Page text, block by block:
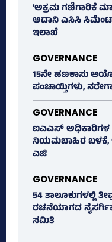
‘ಅಕ್ರಮ ಗಣಿಗಾರಿಕೆ
ಅದಾನಿ ಎಸಿಸಿ
ಇಲಾಖೆ
GOVERNANCE
15ನೇ ಹಣಕಾಸು
ಪಂಚಾಯ್ತಿಗಳು,
GOVERNANCE
ಐಎಎಸ್‌ ಅಧಿಕಾರಿಗಳ
ನಿಯಮಬಾಹಿರ ಬಳಕೆ,
ಎಜಿ
GOVERNANCE
54 ತಾಲೂಕುಗಳಲ್ಲಿ
ರಚನೆಯಾಗದ
ಸಮಿತಿ